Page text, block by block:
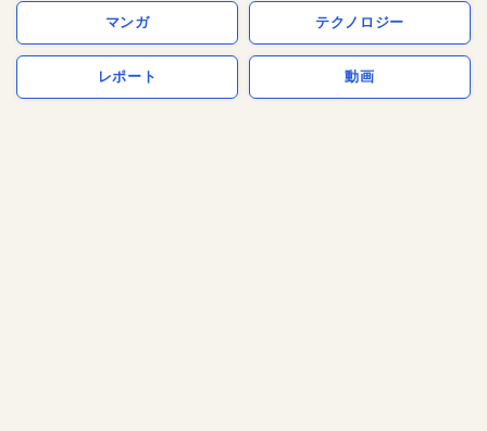
マンガ テクノロジー
レポート 動画